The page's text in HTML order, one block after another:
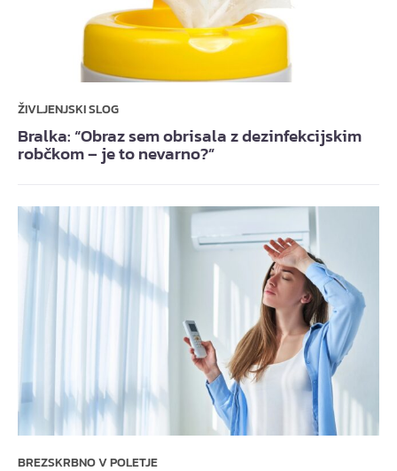
ŽIVLJENJSKI SLOG
Bralka: “Obraz sem obrisala z dezinfekcijskim
robčkom – je to nevarno?”
BREZSKRBNO V POLETJE